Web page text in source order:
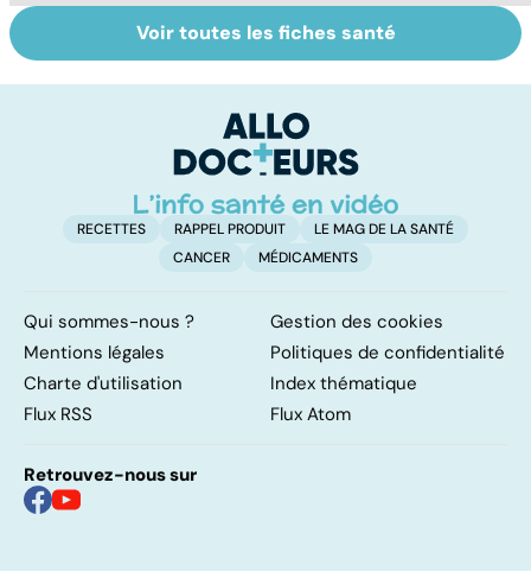
Tout savoir sur
les infections
Inflammation des
amygdales : que
d'angine ?
Voir toutes les fiches santé
RECETTES RAPPEL PRODUIT
LE MAG DE LA SANTÉ
CANCER
MÉDICAMENTS
Qui sommes-nous ?
Gestion des cookies
Mentions légales
Politiques de confidentialité
Charte d'utilisation
Index thématique
Flux RSS
Flux Atom
Retrouvez-nous sur